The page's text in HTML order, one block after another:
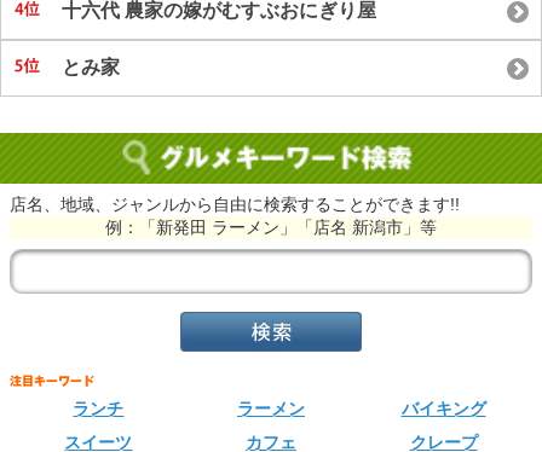
十六代 農家の嫁がむすぶおにぎり屋
とみ家
店名、地域、ジャンルから自由に検索することができます!!
例：「新発田 ラーメン」「店名 新潟市」等
ランチ ラーメン
バイキング
スイーツ
カフェ クレープ